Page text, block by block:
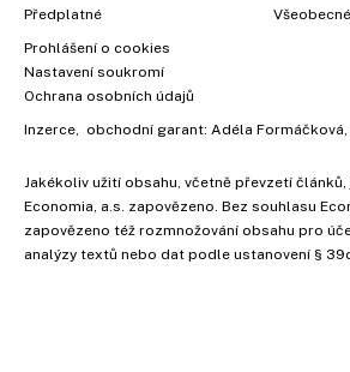
Předplatné
Prohlášení o cookies
Nastavení soukromí
Ochrana osobních údajů
Inzerce, obchodní garant: Adéla Formáčková,
Jakékoliv užití obsahu, včetně převzetí
Economia, a.s. zapovězeno. Bez souhlasu
zapovězeno též rozmnožování obsahu pro
analýzy textů nebo dat podle ustanovení §